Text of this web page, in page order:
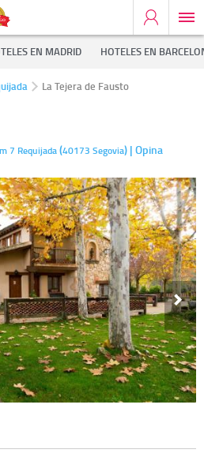
EN MADRID HOTELES EN
La Tejera de Fausto
7 Requijada(40173 Segovia) | Opina